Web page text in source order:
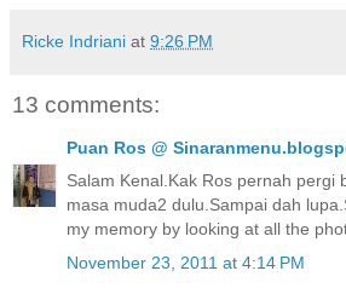
Ricke Indriani at 9:26 PM
13 comments:
Puan Ros @
Salam Kenal.Kak Ros pernah pergi
masa muda2 dulu.Sampai dah
my memory by looking at all the
November 23, 2011 at 4:14 PM